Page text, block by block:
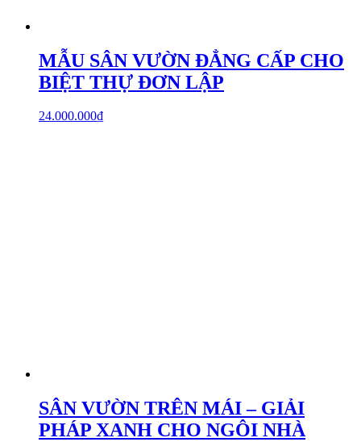
MẪU SÂN VƯỜN ĐẲNG CẤP CHO
BIỆT THỰ ĐƠN LẬP
24.000.000₫
SÂN VƯỜN TRÊN MÁI – GIẢI
PHÁP XANH CHO NGÔI NHÀ